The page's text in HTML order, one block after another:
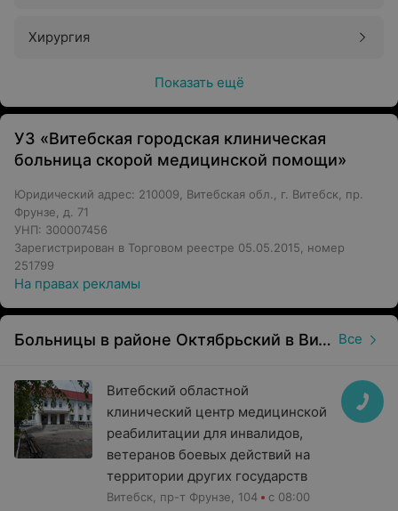
Хирургия
Показать ещё
УЗ «Витебская городская клиническая
больница скорой медицинской помощи»
Юридический адрес: 210009, Витебская обл., г. Витебск, пр.
Фрунзе, д. 71
УНП: 300007456
Зарегистрирован в Торговом реестре 05.05.2015, номер
251799
На правах рекламы
Больницы в районе Октябрьский в Витебске Все
Витебский областной
клинический центр медицинской
реабилитации для инвалидов,
ветеранов боевых действий на
территории других государств
Витебск, пр-т Фрунзе, 104 с 08:00